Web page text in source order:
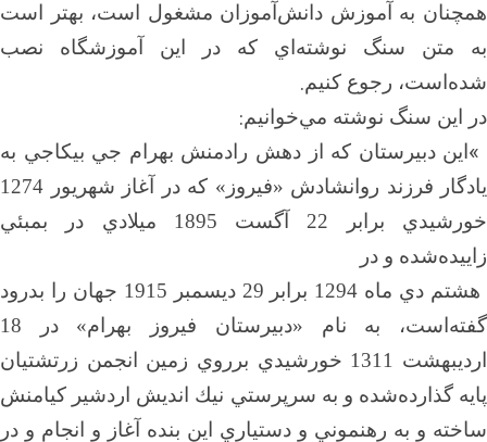
همچنان به آموزش دانش‌آموزان مشغول است، بهتر است
به متن سنگ نوشته‌اي كه در اين آموزشگاه نصب
شده‌است، رجوع كنيم.
در اين سنگ نوشته مي‌خوانيم:
« اين دبيرستان كه از دهش رادمنش بهرام جي بيكاجي به
يادگار فرزند روانشادش «فيروز» كه در آغاز شهريور 1274
خورشيدي برابر 22 آگست 1895 ميلادي در بمبئي
زاييده‌شده و در
هشتم دي ماه 1294 برابر 29 ديسمبر 1915 جهان را بدرود
گفته‌است، به نام «دبيرستان فيروز بهرام» در 18
ارديبهشت 1311 خورشيدي برروي زمين انجمن زرتشتيان
پايه گذارده‌شده و به سرپرستي نيك انديش اردشير كيامنش
ساخته و به رهنموني و دستياري اين بنده آغاز و انجام و در